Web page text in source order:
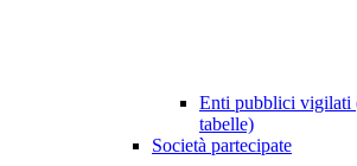
Enti pubblici vigilati
tabelle)
Società partecipate